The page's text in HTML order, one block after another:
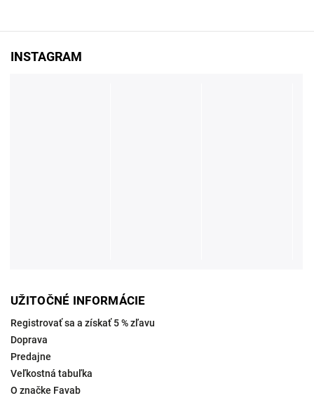
UŽITOČNÉ INFORMÁCIE
Registrovať sa a získať 5 % zľavu
Doprava
Predajne
Veľkostná tabuľka
O značke Favab
INSTAGRAM